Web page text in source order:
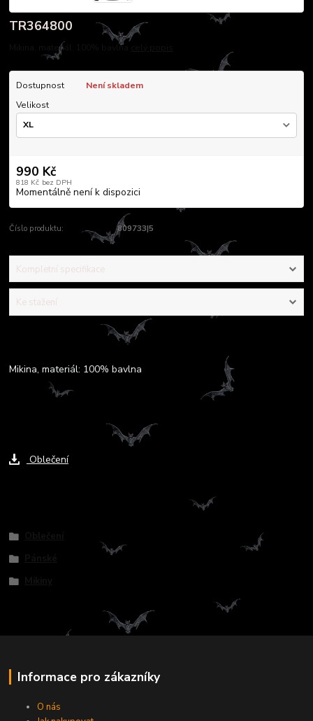
TR364800
Mikina, materiál: 100% bavlna
Dostupnost
Není skladem
Velikost
990 Kč
818 Kč bez DPH
Momentálně není k dispozici
Číslo produktu: 809733|5
Kompletní specifikace
Ke stažení
Kompletní specifikace
Mikina, materiál: 100% bavlna
Oblečení
Informace pro zákazníky
O nás